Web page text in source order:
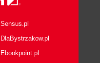
Sensus.pl
DlaBystrzakow.pl
Ebookpoint.pl